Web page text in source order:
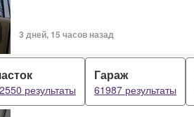
3 дней, 15 часов назад
результаты
Гараж
61987 результаты